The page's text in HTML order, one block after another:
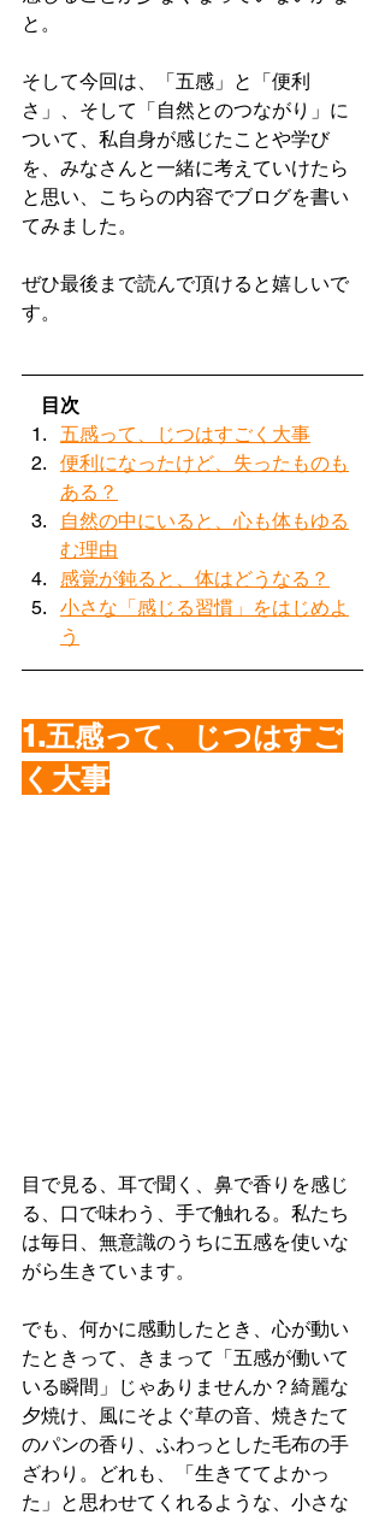
と。
そして今回は、「五感」と「便利
さ」、そして「自然とのつながり」に
ついて、私自身が感じたことや学び
を、みなさんと一緒に考えていけたら
と思い、こちらの内容でブログを書い
てみました。
ぜひ最後まで読んで頂けると嬉しいで
す。
目次
五感って、じつはすごく大事
便利になったけど、失ったものも
ある？
自然の中にいると、心も体もゆる
む理由
感覚が鈍ると、体はどうなる？
小さな「感じる習慣」をはじめよ
う
1.五感って、じつはすご
く大事
目で見る、耳で聞く、鼻で香りを感じ
る、口で味わう、手で触れる。私たち
は毎日、無意識のうちに五感を使いな
がら生きています。
でも、何かに感動したとき、心が動い
たときって、きまって「五感が働いて
いる瞬間」じゃありませんか？綺麗な
夕焼け、風にそよぐ草の音、焼きたて
のパンの香り、ふわっとした毛布の手
ざわり。どれも、「生きててよかっ
た」と思わせてくれるような、小さな